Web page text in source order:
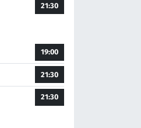
21:30
19:00
21:30
21:30